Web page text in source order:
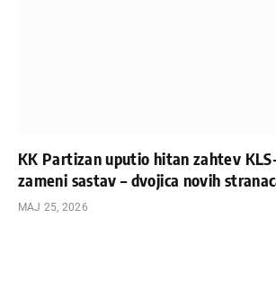
KK Partizan uputio hitan zahtev
zameni sastav – dvojica novih
МАЈ 25, 2026